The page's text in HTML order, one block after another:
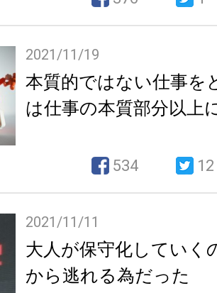
2021/11/19
本質的ではない仕事を
は仕事の本質部分以上
534 12
2021/11/11
大人が保守化していく
から逃れる為だった